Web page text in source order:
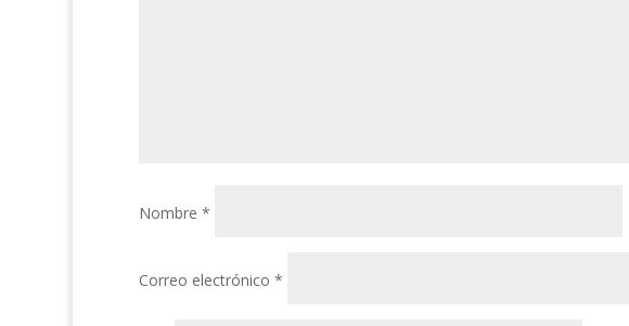
Nombre *
Correo electrónico *